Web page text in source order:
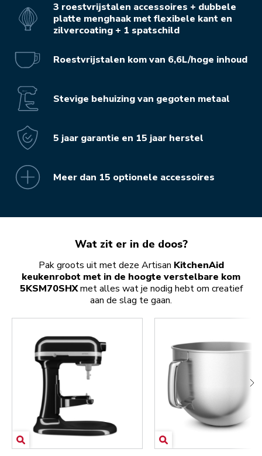
3 roestvrijstalen accessoires + dubbele
platte menghaak met flexibele kant en
zilvercoating + 1 spatschild
Roestvrijstalen kom van 6,6L/hoge inhoud
Stevige behuizing van gegoten metaal
5 jaar garantie en 15 jaar herstel
Meer dan 15 optionele accessoires
Wat zit er in de doos?
Pak groots uit met deze Artisan KitchenAid
keukenrobot met in de hoogte verstelbare kom
5KSM70SHXmet alles wat je nodig hebt om creatief
aan de slag te gaan.